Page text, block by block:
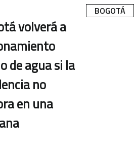
BOGOTÁ
volverá a
de agua si la
no
en una